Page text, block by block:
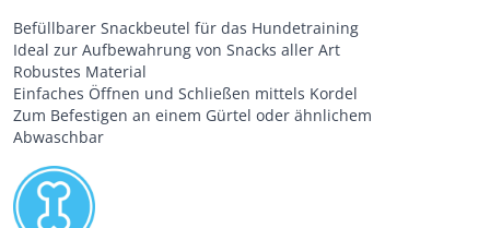
Befüllbarer Snackbeutel für das Hundetraining
Ideal zur Aufbewahrung von Snacks aller Art
Robustes Material
Einfaches Öffnen und Schließen mittels Kordel
Zum Befestigen an einem Gürtel oder ähnlichem
Abwaschbar